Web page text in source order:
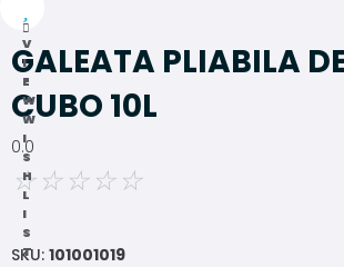
V
I
E
W
W
I
S
H
L
I
S
T
GALEATA PLIABILA
CUBO 10L
0.0
☆ ☆ ☆ ☆ ☆
SKU: 101001019